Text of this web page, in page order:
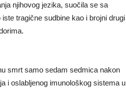
njihovog jezika, suočila se sa
tragične sudbine kao i brojni drugi
smrt samo sedam sedmica nakon
i oslabljenog imunološkog sistema u